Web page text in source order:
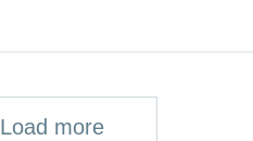
Load more